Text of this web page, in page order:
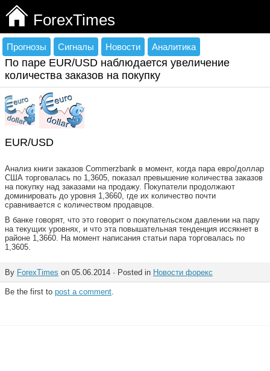
ForexTimes
Прогнозы Сигналы Новости Аналитика
По паре EUR/USD наблюдается увеличение
количества заказов на покупку
EUR/USD
Анализ книги заказов Commerzbank в момент, когда пара евро/доллар
США торговалась по 1,3605, показал превышение количества заказов
на покупку над заказами на продажу. Покупатели продолжают
доминировать до уровня 1,3660, где их количество почти
сравнивается с количеством продавцов.
В банке говорят, что это говорит о покупательском давлении на пару
на текущих уровнях, и что эта повышательная тенденция иссякнет в
районе 1,3660. На момент написания статьи пара торговалась по
1,3605.
By ForexTimes on 05.06.2014 · Posted in Новости форекс
Be the first to post a comment.